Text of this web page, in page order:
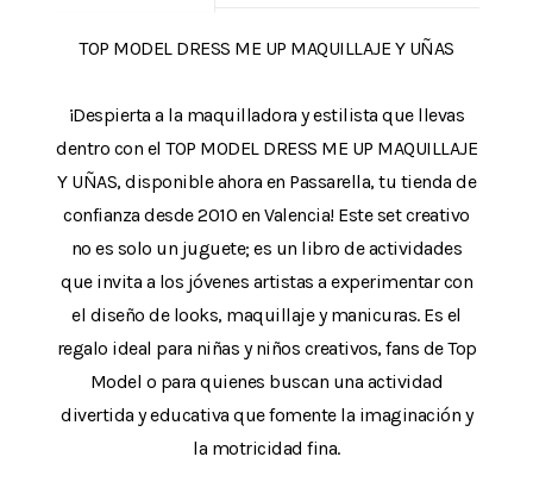
TOP MODEL DRESS ME UP MAQUILLAJE Y UÑAS
¡Despierta a la maquilladora y estilista que llevas
dentro con el TOP MODEL DRESS ME UP MAQUILLAJE
Y UÑAS, disponible ahora en Passarella, tu tienda de
confianza desde 2010 en Valencia! Este set creativo
no es solo un juguete; es un libro de actividades
que invita a los jóvenes artistas a experimentar con
el diseño de looks, maquillaje y manicuras. Es el
regalo ideal para niñas y niños creativos, fans de Top
Model o para quienes buscan una actividad
divertida y educativa que fomente la imaginación y
la motricidad fina.